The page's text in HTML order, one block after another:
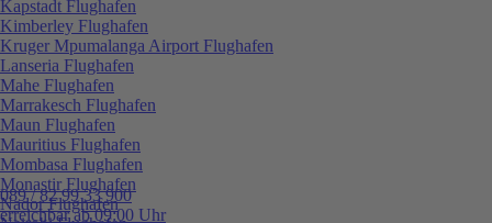
089 / 82 99 33 900
erreichbar ab 09:00 Uhr
Kapstadt Flughafen
Kimberley Flughafen
Kruger Mpumalanga Airport Flughafen
Lanseria Flughafen
Mahe Flughafen
Marrakesch Flughafen
Maun Flughafen
Mauritius Flughafen
Mombasa Flughafen
Monastir Flughafen
Nador Flughafen